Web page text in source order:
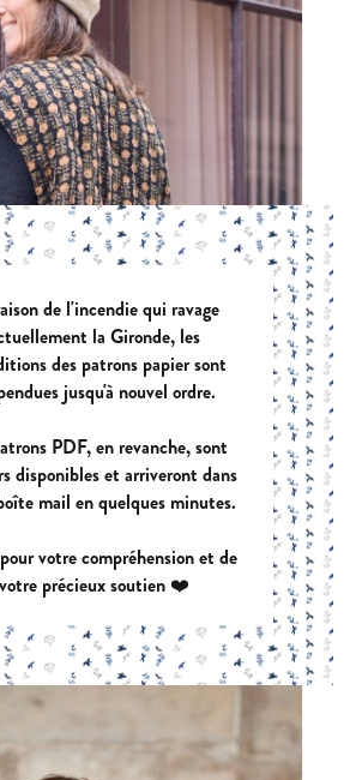
12,90 € | POCHETTE: 17,90 €
de l'incendie qui ravage
la Gironde, les
des patrons papier sont
jusqu'à nouvel ordre.
PDF, en revanche, sont
disponibles et arriveront dans
mail en quelques minutes.
votre compréhension et de
votre précieux soutien ❤️